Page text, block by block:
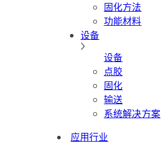
固化方法
功能材料
设备
设备
点胶
固化
输送
系统解决方案
应用行业